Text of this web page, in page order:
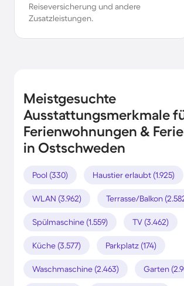
Reiseversicherung und andere
Zusatzleistungen.
Meistgesuchte
Ausstattungsmerkmale
Ferienwohnungen &
in Ostschweden
Pool (330) Haustier erlaubt (1.925)
WLAN (3.962) Terrasse/Balkon
Spülmaschine (1.559) TV (3.462)
Küche (3.577) Parkplatz (174)
Waschmaschine (2.463) Garten